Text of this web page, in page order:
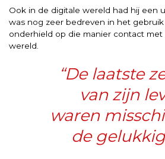
Ook in de digitale wereld had hij een
was nog zeer bedreven in het
onderhield op die manier contact
wereld.
“De laatste
van zijn
waren
de